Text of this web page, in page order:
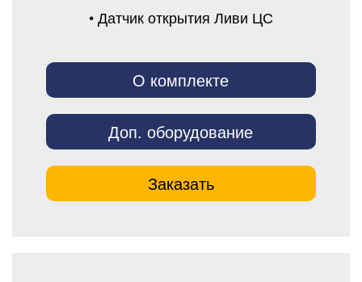
• Датчик открытия Ливи ЦС
О комплекте
Доп. оборудование
Заказать